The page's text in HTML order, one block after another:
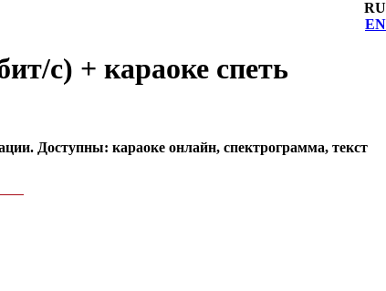
RU
EN
с) + караоке спеть
Доступны: караоке онлайн, спектрограмма, текст